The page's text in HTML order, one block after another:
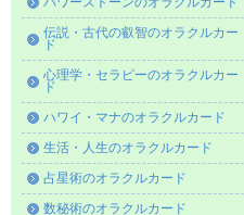
伝説・古代の叡智のオラクルカー
ド
心理学・セラピーのオラクルカー
ド
ハワイ・マナのオラクルカード
生活・人生のオラクルカード
占星術のオラクルカード
数秘術のオラクルカード